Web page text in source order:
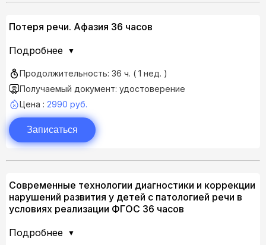
Потеря речи. Афазия 36 часов
Подробнее
Продолжительность: 36 ч. ( 1 нед. )
Получаемый документ: удостоверение
Цена : 2990 руб.
Записаться
Современные технологии диагностики и коррекции
нарушений развития у детей с патологией речи в
условиях реализации ФГОС 36 часов
Подробнее